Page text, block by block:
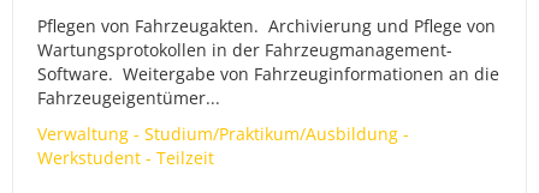
Pflegen von Fahrzeugakten. Archivierung und Pflege von
Wartungsprotokollen in der Fahrzeugmanagement-
Software. Weitergabe von Fahrzeuginformationen an die
Fahrzeugeigentümer...
Verwaltung - Studium/Praktikum/Ausbildung -
Werkstudent - Teilzeit